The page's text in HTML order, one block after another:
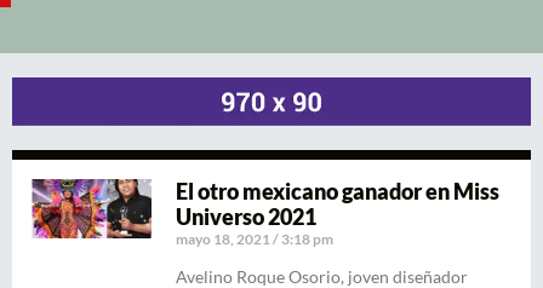
El otro mexicano ganador en Miss
Universo 2021
mayo 18, 2021 3:18 pm
Avelino Roque Osorio, joven diseñador